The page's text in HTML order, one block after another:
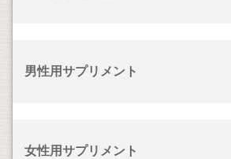
男性用サプリメント
女性用サプリメント